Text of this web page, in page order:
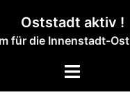
Oststadt aktiv !
für die Innenstadt-
Menü